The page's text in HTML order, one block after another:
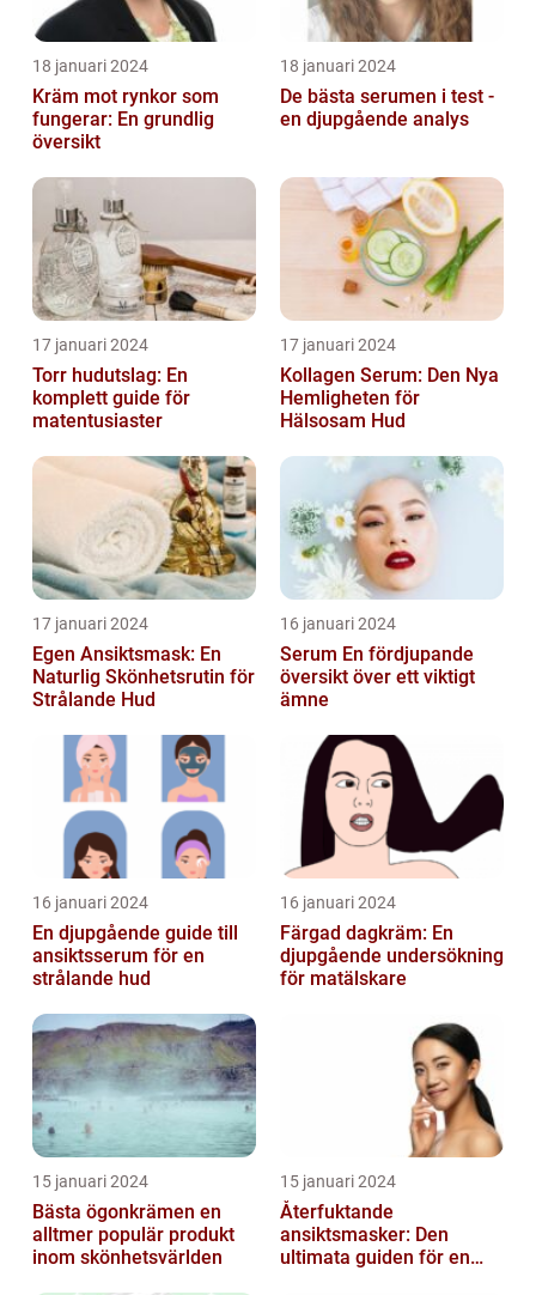
18 januari 2024
Kräm mot rynkor som
fungerar: En grundlig
översikt
18 januari 2024
De bästa serumen i test -
en djupgående analys
17 januari 2024
Torr hudutslag: En
komplett guide för
matentusiaster
17 januari 2024
Kollagen Serum: Den Nya
Hemligheten för
Hälsosam Hud
17 januari 2024
Egen Ansiktsmask: En
Naturlig Skönhetsrutin för
Strålande Hud
16 januari 2024
Serum En fördjupande
översikt över ett viktigt
ämne
16 januari 2024
En djupgående guide till
ansiktsserum för en
strålande hud
16 januari 2024
Färgad dagkräm: En
djupgående undersökning
för matälskare
15 januari 2024
Bästa ögonkrämen en
alltmer populär produkt
inom skönhetsvärlden
15 januari 2024
Återfuktande
ansiktsmasker: Den
ultimata guiden för en